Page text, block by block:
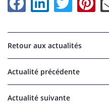
Retour aux actualités
Actualité précédente
Actualité suivante